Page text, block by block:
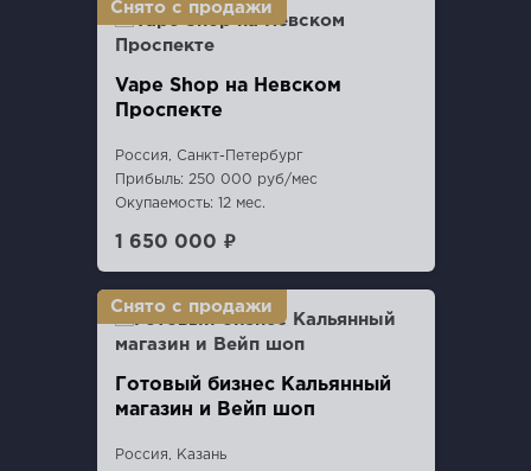
Vape Shop на Невском
Проспекте
Россия, Санкт-Петербург
Прибыль: 250 000 руб/мес
Окупаемость: 12 мес.
1 650 000 ₽
Готовый бизнес Кальянный
магазин и Вейп шоп
Россия, Казань